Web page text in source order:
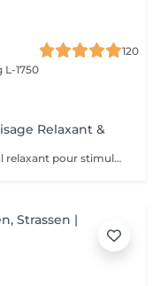
120
1750
Relaxant &
Ce soin comprend : Un massage facial relaxant pour stimuler la circulation sanguine, détendre les traits du visage et favoriser l'éclat naturel de la peau. Une exfoliation douce pour éliminer les cellules mortes et affiner le grain de peau. Une hydratation profonde pour nourrir et revitaliser la peau. Un masque à l'argile adapté à votre peau pour purifier, apaiser et redonner de l'éclat au teint. Les bienfaits : Peau plus douce et lumineuse Teint frais et éclatant Réduction des signes de fatigue Sensation profonde de détente et de bien-être Amélioration de la circulation et de l'oxygénation de la peau Prenez un moment pour vous et laissez votre peau retrouver tout son éclat naturel.